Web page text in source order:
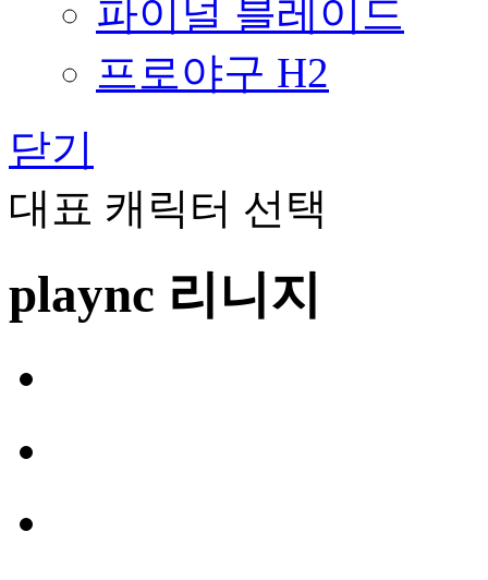
파이널 블레이드
프로야구 H2
닫기
대표 캐릭터 선택
plaync 리니지